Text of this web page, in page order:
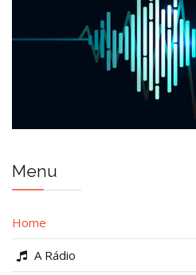
Menu
Home
A Rádio